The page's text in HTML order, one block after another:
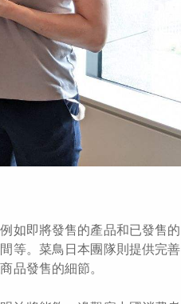
如即將發售的產品和已發售的
等。菜鳥日本團隊則提供完善
品發售的細節。